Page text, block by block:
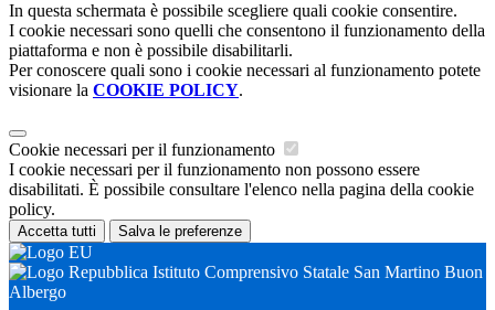
In questa schermata è possibile scegliere quali cookie consentire.
I cookie necessari sono quelli che consentono il funzionamento della
piattaforma e non è possibile disabilitarli.
Per conoscere quali sono i cookie necessari al funzionamento potete
visionare la COOKIE POLICY.
Cookie necessari per il funzionamento
I cookie necessari per il funzionamento non possono essere
disabilitati. È possibile consultare l'elenco nella pagina della cookie
policy.
Accetta tutti Salva le preferenze
Istituto Comprensivo Statale San Martino Buon
Albergo